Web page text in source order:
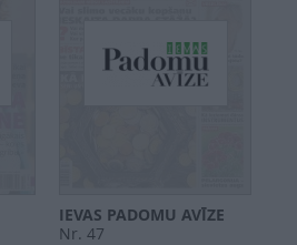
IEVAS PADOMU AVĪZE
Nr. 47